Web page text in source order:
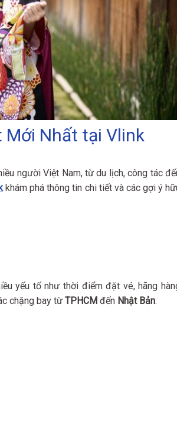
Mới Nhất tại Vlink
người Việt Nam, từ du lịch, công tác
khám phá thông tin chi tiết và các gợi ý
yếu tố như thời điểm đặt vé, hãng
chặng bay từ TPHCM đến Nhật Bản: